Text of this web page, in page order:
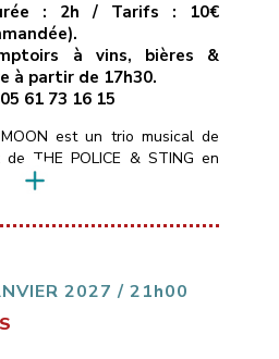
: 2h / Tarifs : 10€
à vins, bières &
à partir de 17h30.
61 73 16 15
est un trio musical de
THE POLICE & STING en
batterie.Tous les styles
REGGAE, BLUES pour 2h30
10€ avec […]
2027 / 21h00